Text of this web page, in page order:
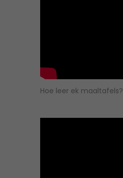
Hoe leer ek maaltafels?